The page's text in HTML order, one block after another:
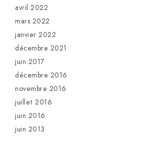
avril 2022
mars 2022
janvier 2022
décembre 2021
juin 2017
décembre 2016
novembre 2016
juillet 2016
juin 2016
juin 2013